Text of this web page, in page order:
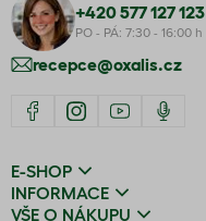
+420 577 127 123
PO - PÁ: 7:30 - 16:00 h
recepce@oxalis.cz
E-SHOP
INFORMACE
VŠE O NÁKUPU